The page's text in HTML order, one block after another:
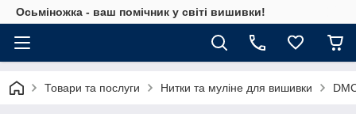
Осьміножка - ваш помічник у світі вишивки!
Товари та послуги Нитки та муліне для вишивки